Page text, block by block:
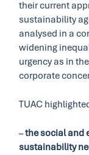
their current
sustainability
analysed in a
widening
urgency as in
corporate
TUAC
–the social and
sustainability